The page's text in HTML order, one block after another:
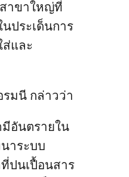
าขาใหญ่ที่
ประเด็นการ
และ
มนี กล่าวว่า
มีอันตรายใน
าระบบ
ปนเปื้อนสาร